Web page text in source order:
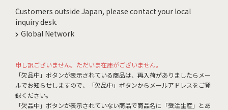
Customers outside Japan, please contact your local
inquiry desk.
Global Network
申し訳ございません。ただいま在庫がございません。
「欠品中」ボタンが表示されている商品は、再入荷がありましたらメー
ルでお知らせしますので、「欠品中」ボタンからメールアドレスをご登
録ください。
「欠品中」ボタンが表示されていない商品で商品名に「受注生産」とあ